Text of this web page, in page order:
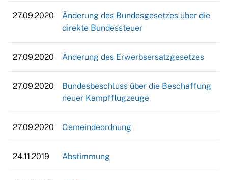
27.09.2020
Änderung des Bundesgesetzes über die
direkte Bundessteuer
27.09.2020 Änderung des Erwerbsersatzgesetzes
27.09.2020
Bundesbeschluss über die Beschaffung
neuer Kampfflugzeuge
27.09.2020 Gemeindeordnung
24.11.2019 Abstimmung